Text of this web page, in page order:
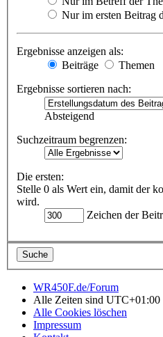
Nur im ersten Beitrag
Ergebnisse anzeigen als:
Beiträge
Themen
Ergebnisse sortieren nach:
Absteigend
Suchzeitraum begrenzen:
Die ersten:
Stelle 0 als Wert ein, damit der
wird.
Zeichen der
WR450F.de/Forum
Alle Zeiten sind UTC+01:00
Alle Cookies löschen
Impressum